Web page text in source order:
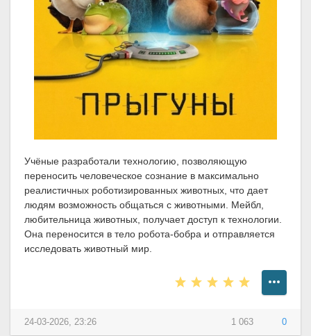
Учёные разработали технологию, позволяющую
переносить человеческое сознание в максимально
реалистичных роботизированных животных, что дает
людям возможность общаться с животными. Мейбл,
любительница животных, получает доступ к технологии.
Она переносится в тело робота-бобра и отправляется
исследовать животный мир.
1 063 0
24-03-2026, 23:26